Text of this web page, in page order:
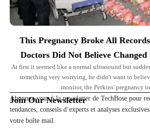
This Pregnancy Broke All
Doctors Did Not Believe
At first it seemed like a normal ultrasound but
something very worrying, he didn't want to
monitor, the Perkins' pregnancy
Join Our Newsletter
Abonnez-vous à la newsletter de TechBose pour
tendances, conseils d’experts et analyses
votre boîte mail.